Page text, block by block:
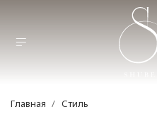
Главная Стиль